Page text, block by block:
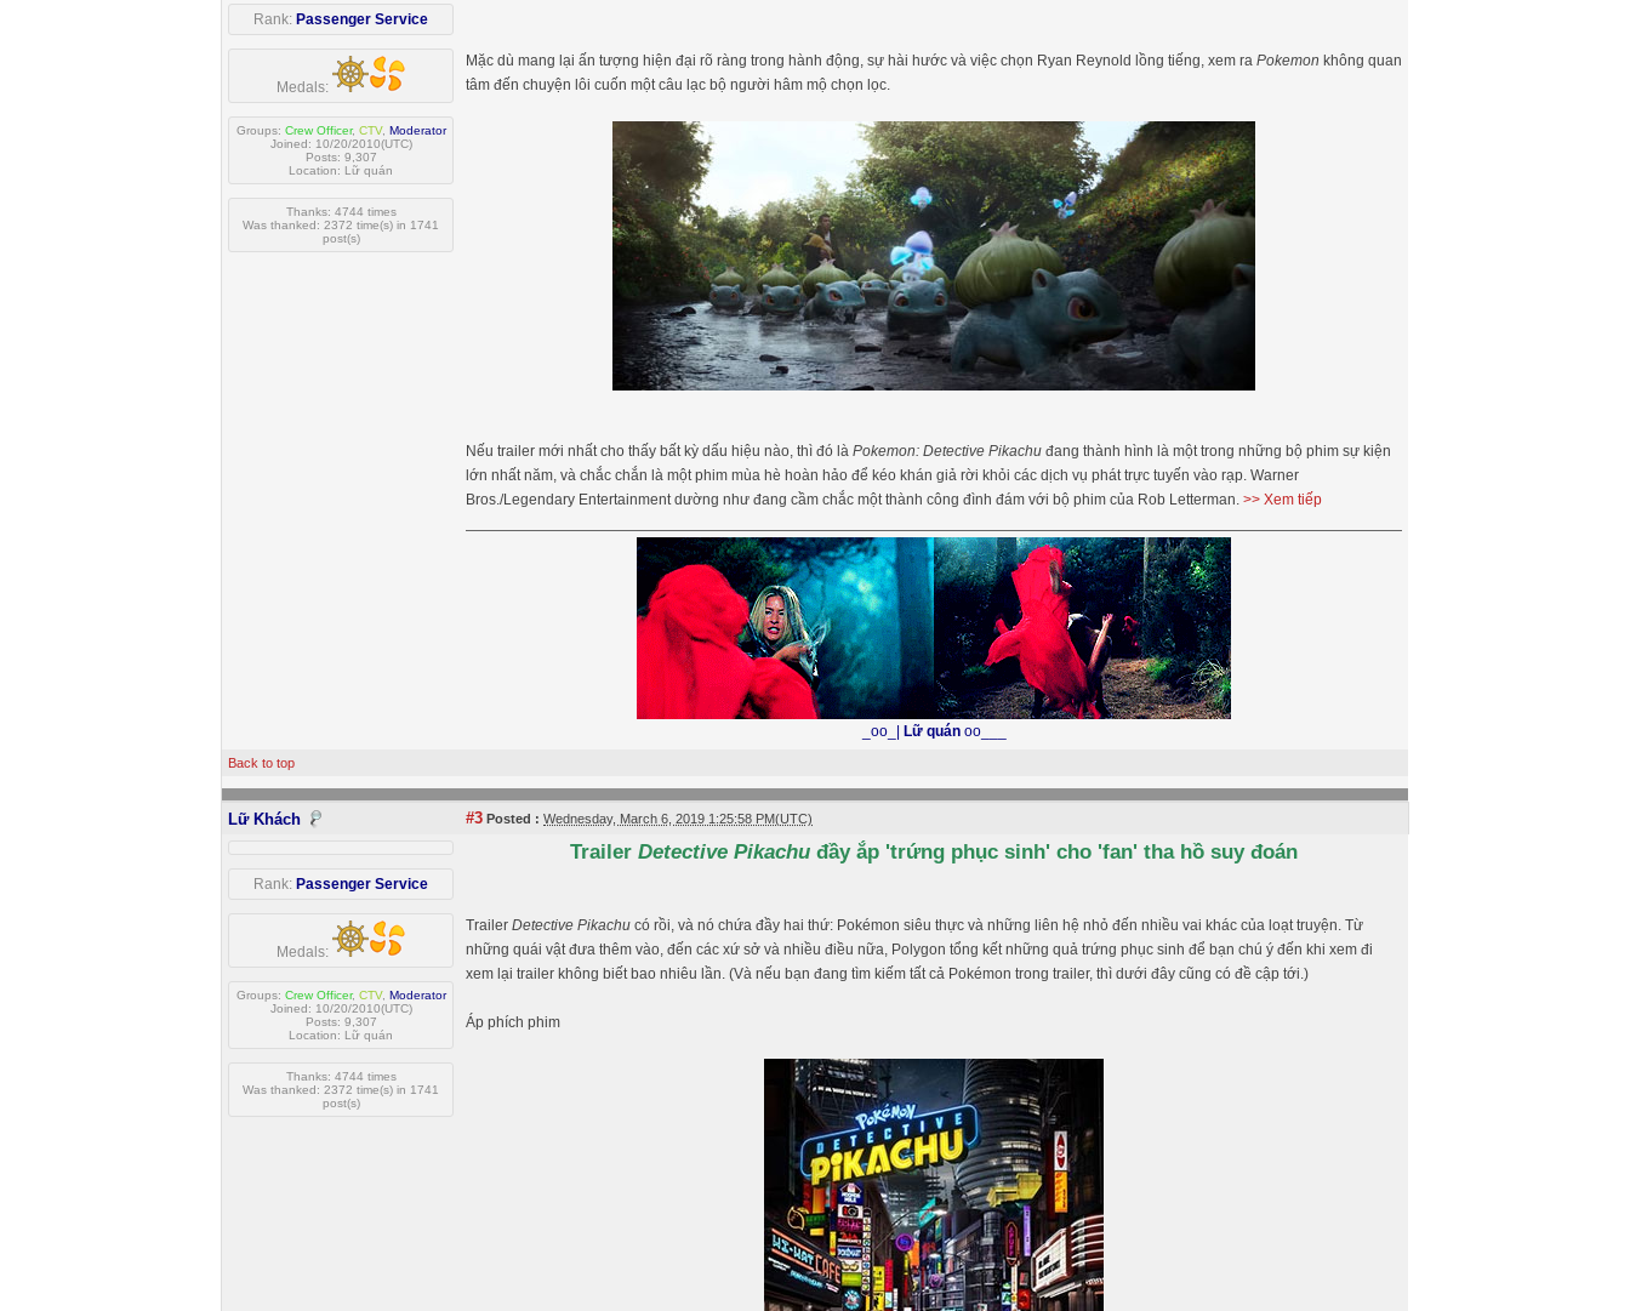
Rank: Passenger Service
Medals:
Groups: Crew Officer, CTV, Moderator
Joined: 10/20/2010(UTC)
Posts: 9,307
Location: Lữ quán
Thanks: 4744 times
Was thanked: 2372 time(s) in 1741
post(s)
Mặc dù mang lại ấn tượng hiện đại rõ ràng trong hành động, sự hài hước và việc chọn Ryan Reynold lồng tiếng, xem ra Pokemon không quan
tâm đến chuyện lôi cuốn một câu lạc bộ người hâm mộ chọn lọc.
Nếu trailer mới nhất cho thấy bất kỳ dấu hiệu nào, thì đó là Pokemon: Detective Pikachu đang thành hình là một trong những bộ phim sự kiện
lớn nhất năm, và chắc chắn là một phim mùa hè hoàn hảo để kéo khán giả rời khỏi các dịch vụ phát trực tuyến vào rạp. Warner
Bros./Legendary Entertainment dường như đang cầm chắc một thành công đình đám với bộ phim của Rob Letterman. >> Xem tiếp
_oo_| Lữ quán oo___
Back to top
Lữ Khách #3 Posted : Wednesday, March 6, 2019 1:25:58 PM(UTC)
Rank: Passenger Service
Medals:
Groups: Crew Officer, CTV, Moderator
Joined: 10/20/2010(UTC)
Posts: 9,307
Location: Lữ quán
Thanks: 4744 times
Was thanked: 2372 time(s) in 1741
post(s)
Trailer Detective Pikachu đầy ắp 'trứng phục sinh' cho 'fan' tha hồ suy đoán
Trailer Detective Pikachu có rồi, và nó chứa đầy hai thứ: Pokémon siêu thực và những liên hệ nhỏ đến nhiều vai khác của loạt truyện. Từ
những quái vật đưa thêm vào, đến các xứ sở và nhiều điều nữa, Polygon tổng kết những quả trứng phục sinh để bạn chú ý đến khi xem đi
xem lại trailer không biết bao nhiêu lần. (Và nếu bạn đang tìm kiếm tất cả Pokémon trong trailer, thì dưới đây cũng có đề cập tới.)
Áp phích phim